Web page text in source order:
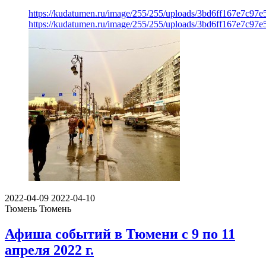
https://kudatumen.ru/image/255/255/uploads/
https://kudatumen.ru/image/255/255/uploads/
2022-04-09 2022-04-10
Тюмень Тюмень
Афиша событий в Тюмени с 9 по 11
апреля 2022 г.